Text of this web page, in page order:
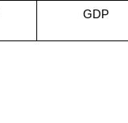
GDP